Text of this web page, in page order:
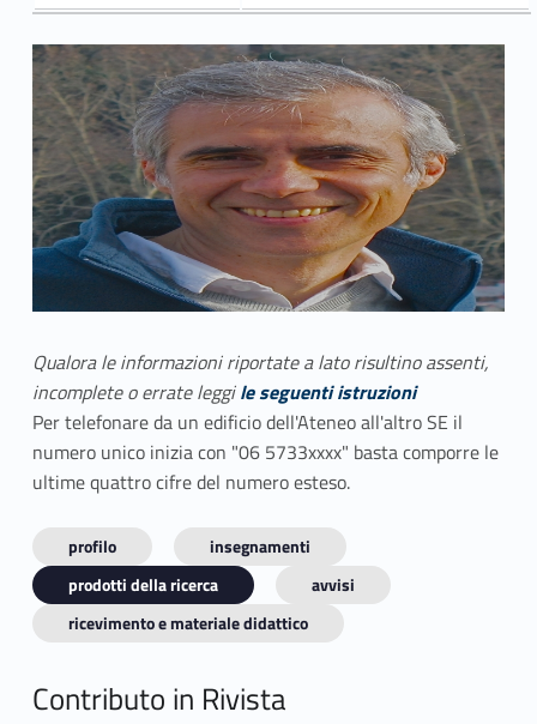
Qualora le informazioni riportate a lato risultino assenti,
incomplete o errate leggile seguenti istruzioni
Per telefonare da un edificio dell'Ateneo all'altro SE il
numero unico inizia con "06 5733xxxx" basta comporre le
ultime quattro cifre del numero esteso.
profilo
insegnamenti
prodotti della ricerca
avvisi
ricevimento e materiale didattico
Contributo in Rivista